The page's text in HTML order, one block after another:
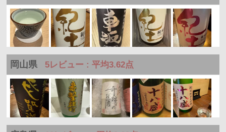
岡山県 5レビュー : 平均3.62点